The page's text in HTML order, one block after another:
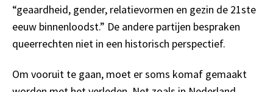
“geaardheid, gender, relatievormen en gezin de 21ste
eeuw binnenloodst.” De andere partijen bespraken
queerrechten niet in een historisch perspectief.
Om vooruit te gaan, moet er soms komaf gemaakt